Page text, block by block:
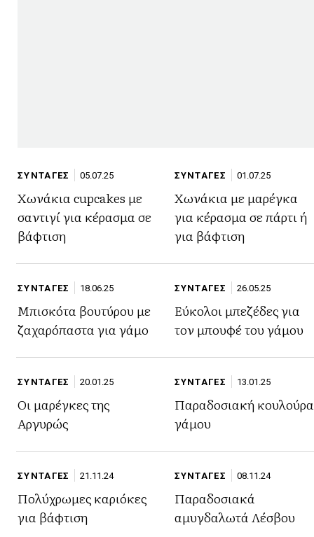
ΣΥΝΤΑΓΕΣ 05.07.25
Χωνάκια cupcakes με
σαντιγί για κέρασμα σε
βάφτιση
ΣΥΝΤΑΓΕΣ 01.07.25
Χωνάκια με μαρέγκα
για κέρασμα σε πάρτι ή
για βάφτιση
ΣΥΝΤΑΓΕΣ 18.06.25
Μπισκότα βουτύρου με
ζαχαρόπαστα για γάμο
ΣΥΝΤΑΓΕΣ 26.05.25
Εύκολοι μπεζέδες για
τον μπουφέ του γάμου
ΣΥΝΤΑΓΕΣ 20.01.25
Οι μαρέγκες της
Αργυρώς
ΣΥΝΤΑΓΕΣ 13.01.25
Παραδοσιακή κουλούρα
γάμου
ΣΥΝΤΑΓΕΣ 21.11.24
Πολύχρωμες καριόκες
για βάφτιση
ΣΥΝΤΑΓΕΣ 08.11.24
Παραδοσιακά
αμυγδαλωτά Λέσβου